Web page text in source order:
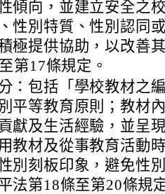
傾向，並建立安全之
性別特質、性別認同
極提供協助，以改善
第17條規定。
：包括「學校教材之編
平等教育原則；教材
獻及生活經驗，並呈
教材及從事教育活動時
別刻板印象，避免性
法第18條至第20條規